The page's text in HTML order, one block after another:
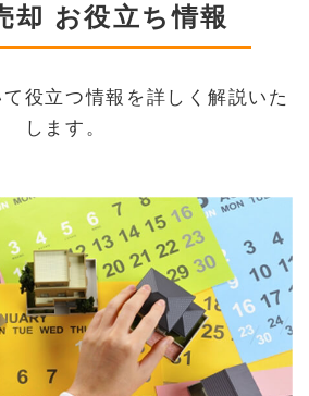
却 お役立ち情報
役立つ情報を詳しく解説いた
します。